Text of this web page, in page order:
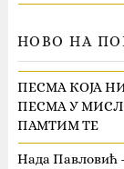
НОВО НА
ПЕСМА КОЈА
ПЕСМА У
ПАМТИМ ТЕ
Нада